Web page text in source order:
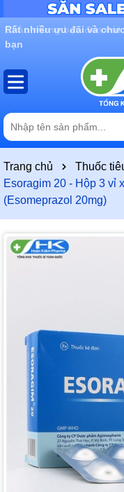
Rất nhiều ưu đãi và
bạn
Trang chủ
Thuốc
Esoragim 20 - Hộp 3 vỉ
(Esomeprazol 20mg)